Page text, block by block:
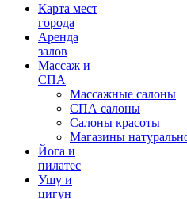
Карта мест
города
Аренда
залов
Массаж и
СПА
Массажные салоны
СПА салоны
Салоны красоты
Магазины
Йога и
пилатес
Ушу и
цигун